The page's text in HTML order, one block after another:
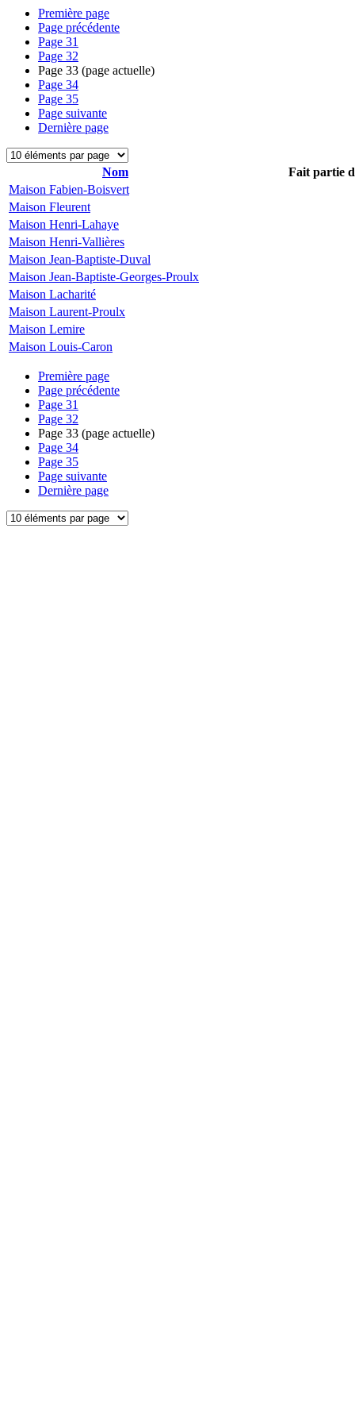
Première page
Page précédente
Page 31
Page 32
Page 33 (page actuelle)
Page 34
Page 35
Page suivante
Dernière page
Nom
Fait partie
Maison Fabien-Boisvert
Maison Fleurent
Maison Henri-Lahaye
Maison Henri-Vallières
Maison Jean-Baptiste-Duval
Maison Jean-Baptiste-Georges-Proulx
Maison Lacharité
Maison Laurent-Proulx
Maison Lemire
Maison Louis-Caron
Première page
Page précédente
Page 31
Page 32
Page 33 (page actuelle)
Page 34
Page 35
Page suivante
Dernière page